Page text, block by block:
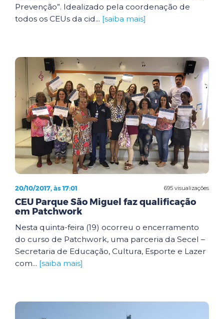
Prevenção”. Idealizado pela coordenação de
todos os CEUs da cid... [saiba mais]
695 visualizações
20/10/2017, às 17:01
CEU Parque São Miguel faz qualificação
em Patchwork
Nesta quinta-feira (19) ocorreu o encerramento
do curso de Patchwork, uma parceria da Secel –
Secretaria de Educação, Cultura, Esporte e Lazer
com... [saiba mais]